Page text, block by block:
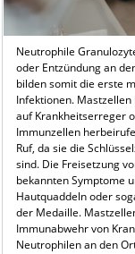
Neutrophile
oder Entzündung an
bilden somit die erste
Infektionen.
auf Krankheitserreger
Immunzellen
Ruf, da sie die
sind. Die Freisetzung
bekannten Symptome
Hautquaddeln oder
der Medaille.
Immunabwehr von
Neutrophilen an den